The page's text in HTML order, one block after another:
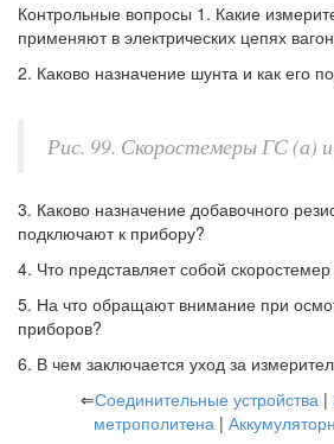
Контрольные вопросы 1. Какие
применяют в электрических цепях
2. Каково назначение шунта и как его
Рис. 99. Скоростемеры ГС (а)
3. Каково назначение добавочного
подключают к прибору?
4. Что представляет собой
5. На что обращают внимание при
приборов?
6. В чем заключается уход за
⇐Соединительные устройства|
метрополитена|